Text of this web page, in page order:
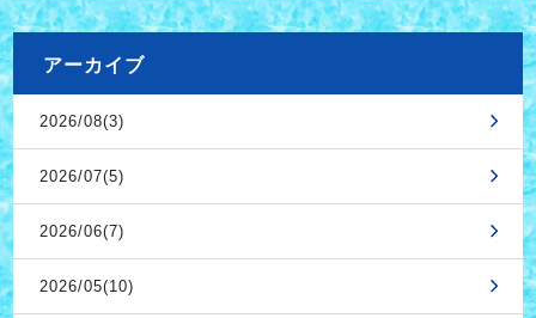
アーカイブ
2026/08(3)
2026/07(5)
2026/06(7)
2026/05(10)